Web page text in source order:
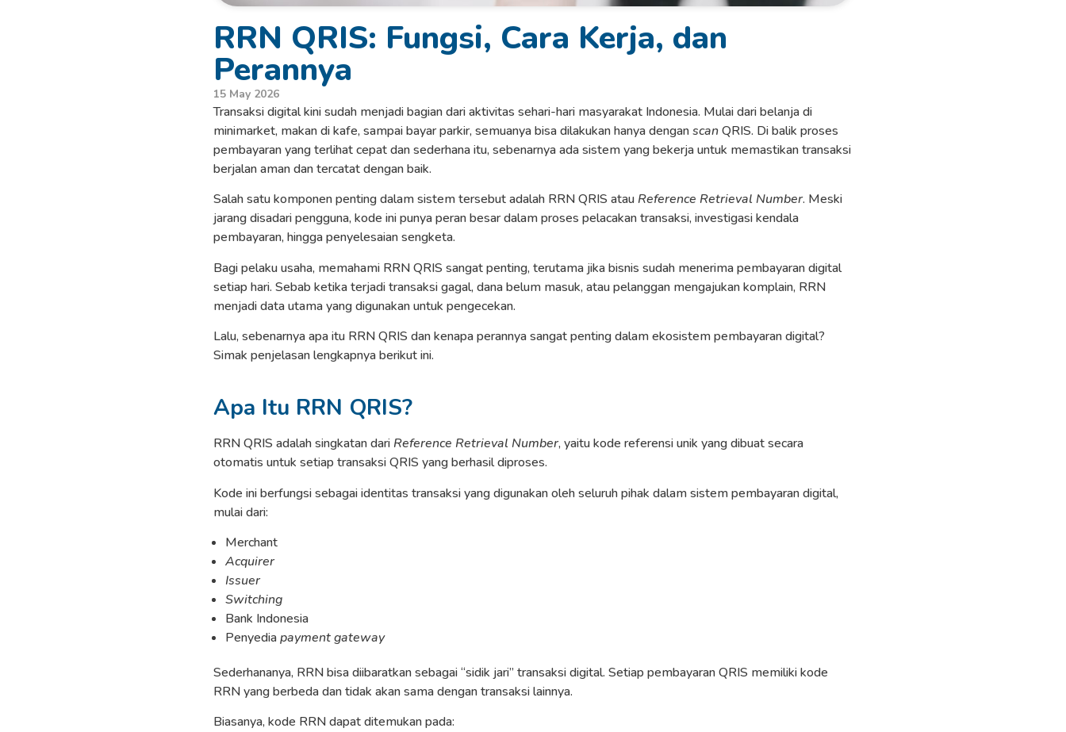
RRN QRIS: Fungsi, Cara Kerja, dan
Perannya
15 May 2026
Transaksi digital kini sudah menjadi bagian dari aktivitas sehari-hari masyarakat Indonesia. Mulai dari belanja di
minimarket, makan di kafe, sampai bayar parkir, semuanya bisa dilakukan hanya denganscanQRIS. Di balik proses
pembayaran yang terlihat cepat dan sederhana itu, sebenarnya ada sistem yang bekerja untuk memastikan transaksi
berjalan aman dan tercatat dengan baik.
Salah satu komponen penting dalam sistem tersebut adalah RRN QRIS atau Reference Retrieval Number. Meski
jarang disadari pengguna, kode ini punya peran besar dalam proses pelacakan transaksi, investigasi kendala
pembayaran, hingga penyelesaian sengketa.
Bagi pelaku usaha, memahami RRN QRIS sangat penting, terutama jika bisnis sudah menerima pembayaran digital
setiap hari. Sebab ketika terjadi transaksi gagal, dana belum masuk, atau pelanggan mengajukan komplain, RRN
menjadi data utama yang digunakan untuk pengecekan.
Lalu, sebenarnya apa itu RRN QRIS dan kenapa perannya sangat penting dalam ekosistem pembayaran digital?
Simak penjelasan lengkapnya berikut ini.
Apa Itu RRN QRIS?
RRN QRIS adalah singkatan dari Reference Retrieval Number, yaitu kode referensi unik yang dibuat secara
otomatis untuk setiap transaksi QRIS yang berhasil diproses.
Kode ini berfungsi sebagai identitas transaksi yang digunakan oleh seluruh pihak dalam sistem pembayaran digital,
mulai dari:
Merchant
Acquirer
Issuer
Switching
Bank Indonesia
Penyediapayment gateway
Sederhananya, RRN bisa diibaratkan sebagai “sidik jari” transaksi digital. Setiap pembayaran QRIS memiliki kode
RRN yang berbeda dan tidak akan sama dengan transaksi lainnya.
Biasanya, kode RRN dapat ditemukan pada: